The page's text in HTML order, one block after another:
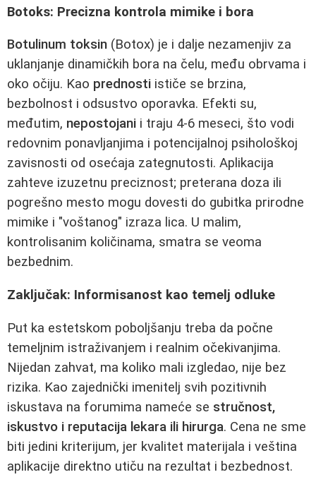
Botoks: Precizna kontrola mimike i bora
Botulinum toksin (Botox) je i dalje nezamenjiv za
uklanjanje dinamičkih bora na čelu, među obrvama i
oko očiju. Kao prednosti ističe se brzina,
bezbolnost i odsustvo oporavka. Efekti su,
međutim, nepostojani i traju 4-6 meseci, što vodi
redovnim ponavljanjima i potencijalnoj psihološkoj
zavisnosti od osećaja zategnutosti. Aplikacija
zahteve izuzetnu preciznost; preterana doza ili
pogrešno mesto mogu dovesti do gubitka prirodne
mimike i "voštanog" izraza lica. U malim,
kontrolisanim količinama, smatra se veoma
bezbednim.
Zaključak: Informisanost kao temelj odluke
Put ka estetskom poboljšanju treba da počne
temeljnim istraživanjem i realnim očekivanjima.
Nijedan zahvat, ma koliko mali izgledao, nije bez
rizika. Kao zajednički imenitelj svih pozitivnih
iskustava na forumima nameće se stručnost,
iskustvo i reputacija lekara ili hirurga. Cena ne sme
biti jedini kriterijum, jer kvalitet materijala i veština
aplikacije direktno utiču na rezultat i bezbednost.